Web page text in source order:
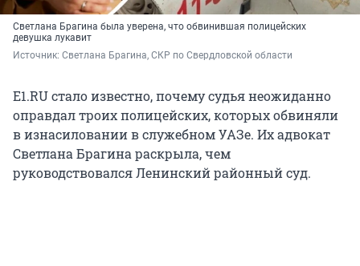
Светлана Брагина была уверена, что обвинившая полицейских
девушка лукавит
Источник: Светлана Брагина, СКР по Свердловской области
E1.RU стало известно, почему судья неожиданно
оправдал троих полицейских, которых обвиняли
в изнасиловании в служебном УАЗе. Их адвокат
Светлана Брагина раскрыла, чем
руководствовался Ленинский районный суд.